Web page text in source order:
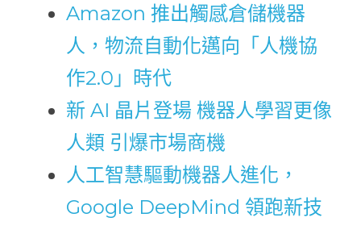
Amazon 推出觸感倉儲機器
人，物流自動化邁向「人機協
作2.0」時代
新 AI 晶片登場 機器人學習更像
人類 引爆市場商機
人工智慧驅動機器人進化，
Google DeepMind 領跑新技